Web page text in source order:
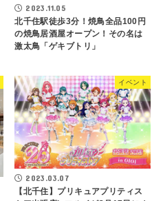
2023.11.05
北千住駅徒歩3分！焼鳥全品100円
の焼鳥居酒屋オープン！その名は
激太鳥「ゲキブトリ」
イベント
2023.03.07
【北千住】プリキュアプリティス